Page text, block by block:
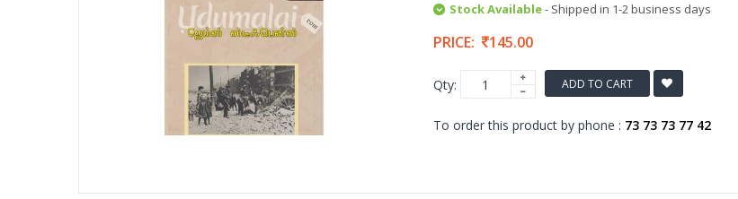
Stock Available- Shipped in 1-2 business days
PRICE: 145.00
Qty: ADD TO CART
To order this product by phone : 73 73 73 77 42